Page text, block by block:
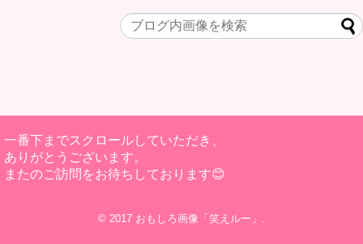
一番下までスクロールしていただき、
ありがとうございます。
またのご訪問をお待ちしております😊
© 2017 おもしろ画像「笑えルー」 .